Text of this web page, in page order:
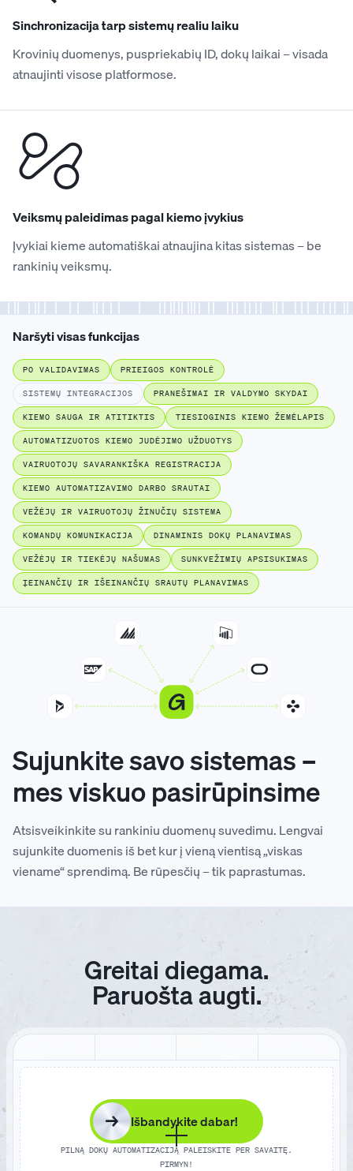
Sinchronizacija tarp sistemų realiu laiku
Krovinių duomenys, puspriekabių ID, dokų laikai – visada
atnaujinti visose platformose.
Veiksmų paleidimas pagal kiemo įvykius
Įvykiai kieme automatiškai atnaujina kitas sistemas – be
rankinių veiksmų.
Naršyti visas funkcijas
PO VALIDAVIMAS PRIEIGOS KONTROLĖ
SISTEMŲ INTEGRACIJOS PRANEŠIMAI IR VALDYMO SKYDAI
KIEMO SAUGA IR ATITIKTIS TIESIOGINIS KIEMO ŽEMĖLAPIS
AUTOMATIZUOTOS KIEMO JUDĖJIMO UŽDUOTYS
VAIRUOTOJŲ SAVARANKIŠKA REGISTRACIJA
KIEMO AUTOMATIZAVIMO DARBO SRAUTAI
VEŽĖJŲ IR VAIRUOTOJŲ ŽINUČIŲ SISTEMA
KOMANDŲ KOMUNIKACIJA DINAMINIS DOKŲ PLANAVIMAS
VEŽĖJŲ IR TIEKĖJŲ NAŠUMAS SUNKVEŽIMIŲ APSISUKIMAS
ĮEINANČIŲ IR IŠEINANČIŲ SRAUTŲ PLANAVIMAS
Sujunkite savo sistemas –
mes viskuo pasirūpinsime
Atsisveikinkite su rankiniu duomenų suvedimu. Lengvai
sujunkite duomenis iš bet kur į vieną vientisą „viskas
viename“ sprendimą. Be rūpesčių – tik paprastumas.
Greitai diegama.
Paruošta augti.
→ Išbandykite dabar!
PILNĄ DOKŲ AUTOMATIZACIJĄ PALEISKITE PER SAVAITĘ.
PIRMYN!